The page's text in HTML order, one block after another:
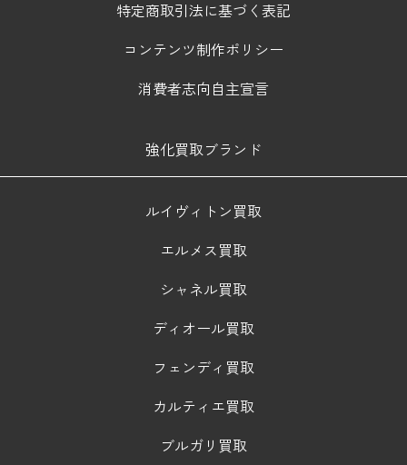
特定商取引法に基づく表記
コンテンツ制作ポリシー
消費者志向自主宣言
強化買取ブランド
ルイヴィトン買取
エルメス買取
シャネル買取
ディオール買取
フェンディ買取
カルティエ買取
ブルガリ買取